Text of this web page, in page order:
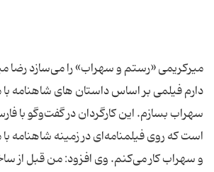
میركریمی «رستم و سهراب» را می‌سازد رضا
دارم فیلمی بر اساس داستان های شاهنامه
سهراب بسازم. این كارگردان در گفت‌وگو با
است كه روی فیلمنامه‌ای در زمینه شاهنامه
و سهراب كار می‌كنم. وی افزود: من قبل از